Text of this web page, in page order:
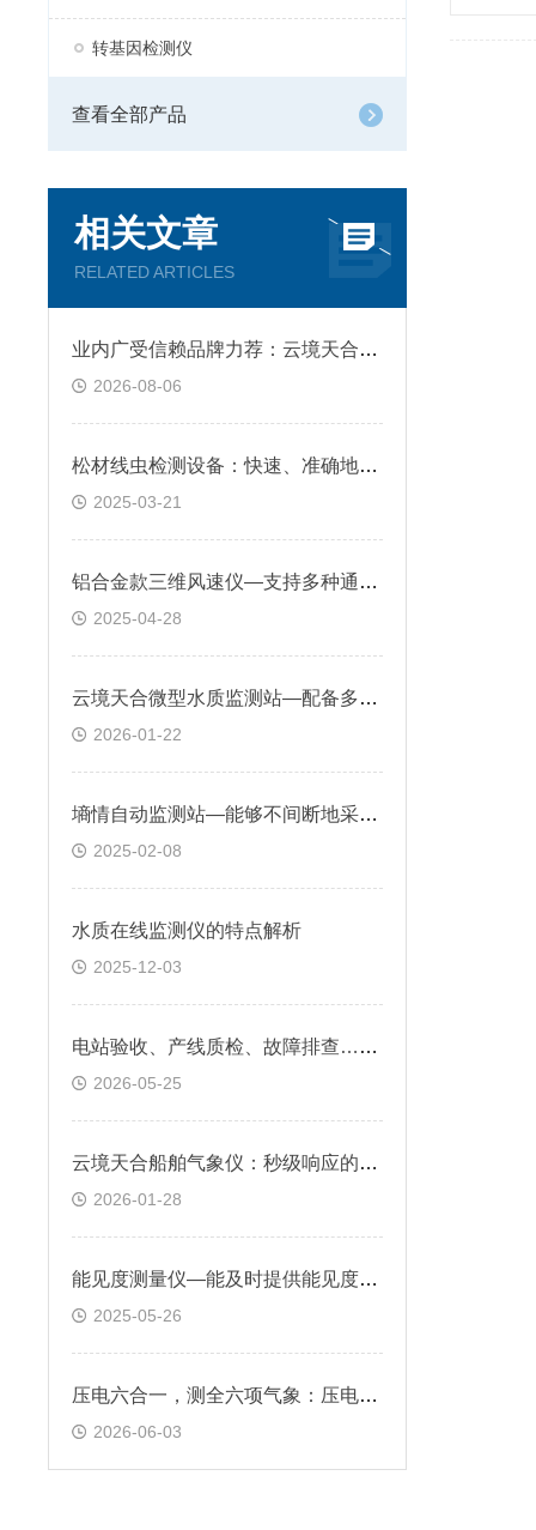
转基因检测仪
查看全部产品
相关文章
RELATED ARTICLES
业内广受信赖品牌力荐​：云境天合荧光定量PCR仪，智能高效助力科研新突破
2026-08-06
松材线虫检测设备：快速、准确地检测松木及其他植物组织中是否存在松材线虫
2025-03-21
铝合金款三维风速仪—支持多种通信接口，便于数据采集和系统集成
2025-04-28
云境天合微型水质监测站—配备多种水质传感器，可同步监测多项水质指标
2026-01-22
墒情自动监测站—能够不间断地采集土壤数据，精准掌握土壤的墒情状况
2025-02-08
水质在线监测仪的特点解析
2025-12-03
电站验收、产线质检、故障排查……云境天合便携式el测试仪应用场景太全了！
2026-05-25
云境天合船舶气象仪：秒级响应的压电雨量传感器，适合动态追踪雨量变化
2026-01-28
能见度测量仪—能及时提供能见度变化信息，为交通安全管理提供决策依据
2025-05-26
压电六合一，测全六项气象：压电六要素传感器捕捉灾害性天气气象预警
2026-06-03